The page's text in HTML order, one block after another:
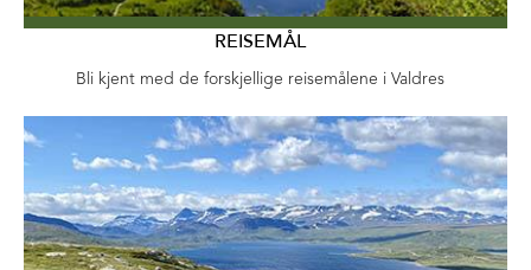
REISEMÅL
Bli kjent med de forskjellige reisemålene i Valdres